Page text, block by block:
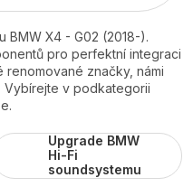
BMW X4 - G02 (2018-).
pro perfektní integraci
značky, námi
v podkategorii
Upgrade BMW
Hi-Fi
soundsystemu